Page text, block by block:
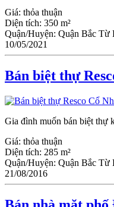
Giá: thỏa thuận
Diện tích: 350 m²
Quận/Huyện: Quận Bắc Từ
10/05/2021
Bán biệt thự
Gia đình muốn bán biệt thự
Giá: thỏa thuận
Diện tích: 285 m²
Quận/Huyện: Quận Bắc Từ
21/08/2016